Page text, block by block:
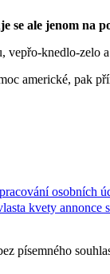
se ale jenom na
knedlo-zelo
americké, pak
osobních
kvety annonce
písemného